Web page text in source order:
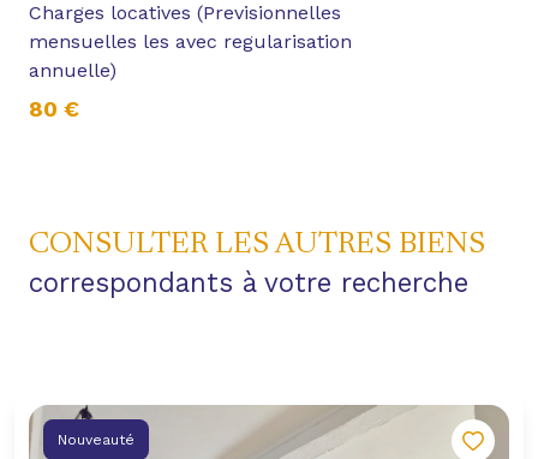
Charges locatives (Previsionnelles
mensuelles les avec regularisation
annuelle)
80 €
CONSULTER LES AUTRES BIENS
correspondants à votre recherche
Nouveauté